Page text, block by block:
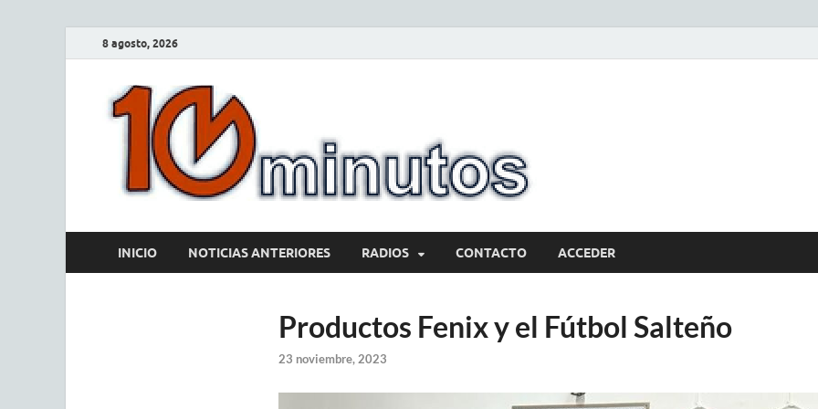
8 agosto, 2026
INICIO NOTICIAS ANTERIORES RADIOS CONTACTO ACCEDER
Productos Fenix y el Fútbol Salteño
23 noviembre, 2023